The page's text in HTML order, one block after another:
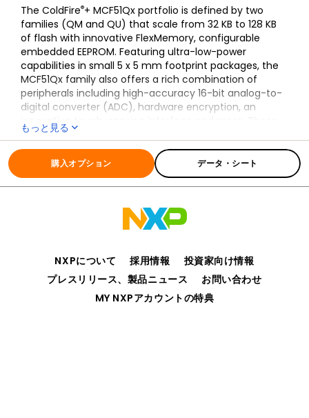
The ColdFire®+ MCF51Qx portfolio is defined by two
families (QM and QU) that scale from 32 KB to 128 KB
of flash with innovative FlexMemory, configurable
embedded EEPROM. Featuring ultra-low-power
capabilities in small 5 x 5 mm footprint packages, the
MCF51Qx family also offers a rich combination of
peripherals including high-accuracy 16-bit analog-to-
digital converter (ADC), hardware encryption, an
innovative touch-sensing interface and more. These
features make this a highly integrated, cost-effective
32-bit microcontroller solution for consumer and
industrial applications. Both ColdFire+ MCF51Qx families
are software and pin-compatible with each other as
well as the ColdFire+ MCF51JF and MCF51JU families to
もっと見る
全ての情報 MCF51Qx
購入オプション データ・シート
NXPについて 採用情報
投資家向け情報
プレスリリース、製品ニュース
お問い合わせ
MY NXPアカウントの特典